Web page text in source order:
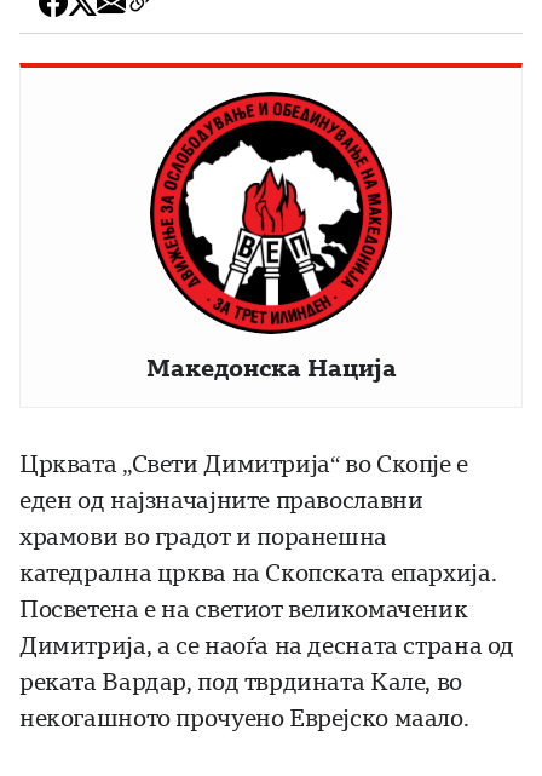
Македонска Нација
Црквата „Свети Димитрија“ во Скопје е
еден од најзначајните православни
храмови во градот и поранешна
катедрална црква на Скопската епархија.
Посветена е на светиот великомаченик
Димитрија, а се наоѓа на десната страна од
реката Вардар, под тврдината Кале, во
некогашното прочуено Еврејско маало.